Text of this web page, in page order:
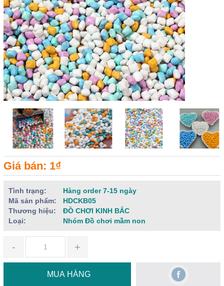
Giá bán: 1₫
Tình trạng:
Hàng order 7-15 ngày
Mã sản phẩm:
HDCKB05
Thương hiệu:
ĐỒ CHƠI KINH BẮC
Loại:
Nhóm Đồ chơi mầm non
- +
MUA HÀNG